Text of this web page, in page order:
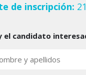
de inscripción:
el candidato
(Obligatorio)